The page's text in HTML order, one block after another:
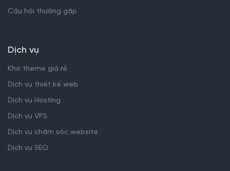
Câu hỏi thường gặp
Dịch vụ
Kho theme giá rẻ
Dịch vụ thiết kế web
Dịch vụ Hosting
Dịch vụ VPS
Dịch vụ chăm sóc website
Dịch vụ SEO